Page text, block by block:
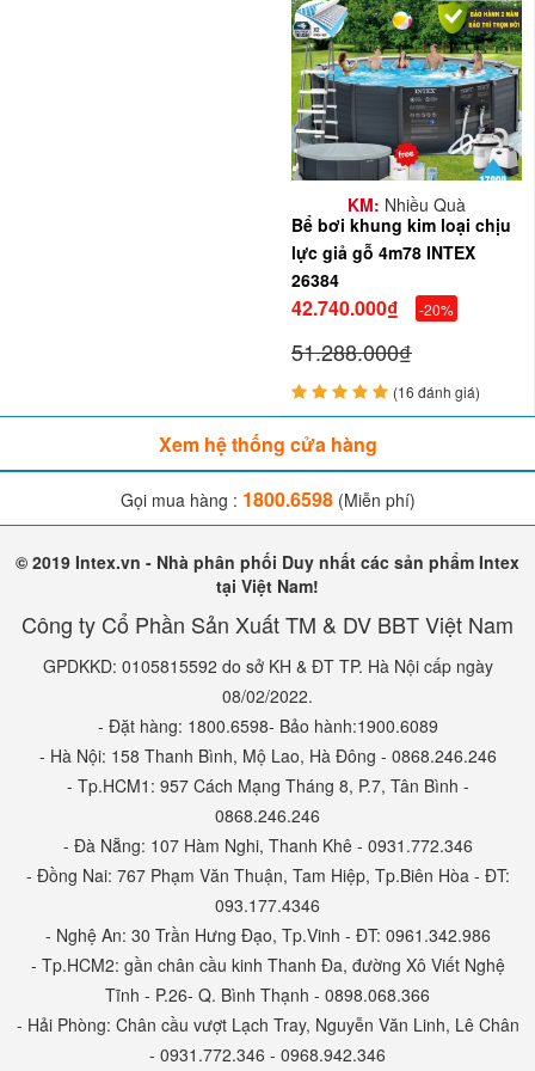
Reivew bể bơi khung kim loại giả gỗ cao cấp
INTEX 26384 lắp cho khách tại Đà Nẵng
BT Việt Nam là nhà phân phối CHÍNH THỨC và DUY NHẤT sản
babycuatoi.vn
intexvietnam.vn
Để tránh hàng hàng giả, hàng nhái, hàng kém chất lượng bị
trà trộn nên hãng INTEX sẽ không cung cấp hàng cho đơn vị
thứ 2 nào khác.
KM: Nhiều Quà
Bể bơi khung kim loại chịu
lực giả gỗ 4m78 INTEX
26384
42.740.000₫ -20%
51.288.000₫
(16 đánh giá)
Xem hệ thống cửa hàng
Gọi mua hàng : 1800.6598(Miễn phí)
© 2019 Intex.vn - Nhà phân phối Duy nhất các sản phẩm Intex
tại Việt Nam!
Công ty Cổ Phần Sản Xuất TM & DV BBT Việt Nam
GPDKKD: 0105815592 do sở KH & ĐT TP. Hà Nội cấp ngày
08/02/2022.
- Đặt hàng: 1800.6598- Bảo hành:1900.6089
- Hà Nội: 158 Thanh Bình, Mộ Lao, Hà Đông - 0868.246.246
- Tp.HCM1: 957 Cách Mạng Tháng 8, P.7, Tân Bình -
0868.246.246
- Đà Nẵng: 107 Hàm Nghi, Thanh Khê - 0931.772.346
- Đồng Nai: 767 Phạm Văn Thuận, Tam Hiệp, Tp.Biên Hòa - ĐT:
093.177.4346
- Nghệ An: 30 Trần Hưng Đạo, Tp.Vinh - ĐT: 0961.342.986
- Tp.HCM2: gần chân cầu kinh Thanh Đa, đường Xô Viết Nghệ
Tĩnh - P.26- Q. Bình Thạnh - 0898.068.366
- Hải Phòng: Chân cầu vượt Lạch Tray, Nguyễn Văn Linh, Lê Chân
- 0931.772.346 - 0968.942.346